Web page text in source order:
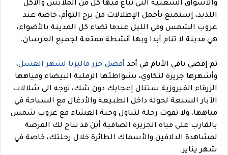
والأسواق الشعبية التي تباع فيها كل من الملابس والأكل
اللذيذ، إستمتع بأجمل الإطلالات من برج التوأم، خاصة عند
غروب الشمس وفي الليل عندما تضاء كل المدينة بالأضواء،
هي مدينة لا تنام أبدا وبها أنشطة ممتعة لجميع العرسان.
ثم إقضي باقي الأيام في أحد أفضل جزر ماليزيا لشهر العسل،
وأشهرها جزيرة لنكاوي، بشواطئها الرملية البيضاء ومياهها
الزرقاء الفيروزية ستنال إعجابك دون شك، توجه الى شلالات
الآبار السبعة لجولة داخل الطبيعة والأدغال مع السباحة في
مياهها، ولا تفوت رحلة لتناول وجبة العشاء مع غروب شمس
بالقارب على مياه الجزيرة الصافية أين قد تتاح لك الفرصة
لمشاهدة الدلافين والأسماك الطائرة خلال رحلتك، خاصة في
شهر يناير.